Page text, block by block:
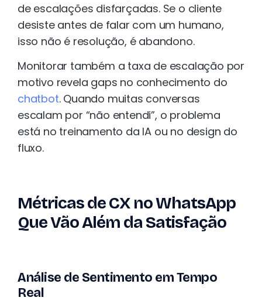
de escalações disfarçadas. Se o cliente
desiste antes de falar com um humano,
isso não é resolução, é abandono.
Monitorar também a taxa de escalação por
motivo revela gaps no conhecimento do
chatbot. Quando muitas conversas
escalam por “não entendi”, o problema
está no treinamento da IA ou no design do
fluxo.
Métricas de CX no WhatsApp
Que Vão Além da Satisfação
Análise de Sentimento em Tempo
Real